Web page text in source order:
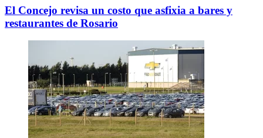
El Concejo revisa un costo que asfixia a bares y
restaurantes de Rosario